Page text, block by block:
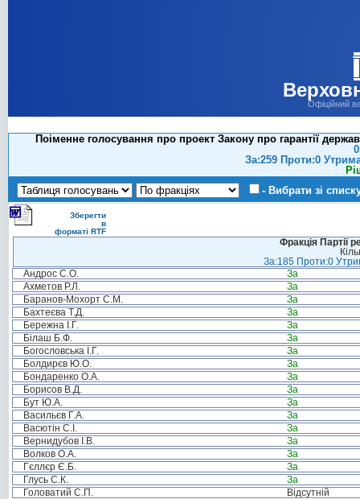
Офіційний
Поіменне голосування про проект Закону про гарантії
За:259 Проти:0
- Вибрати зі
Зберегти
в
форматі RTF
Фракція Партії
За:185 Проти:0
Андрос С.О.
За
Ахметов Р.Л.
За
Баранов-Мохорт С.М.
За
Бахтеєва Т.Д.
За
Бережна І.Г.
За
Білаш Б.Ф.
За
Богословська І.Г.
За
Болдирєв Ю.О.
За
Бондаренко О.А.
За
Борисов В.Д.
За
Бут Ю.А.
За
Васильєв Г.А.
За
Васютін С.І.
За
Вернидубов І.В.
За
Волков О.А.
За
Гєллєр Є.Б.
За
Глусь С.К.
За
Головатий С.П.
Відсутній